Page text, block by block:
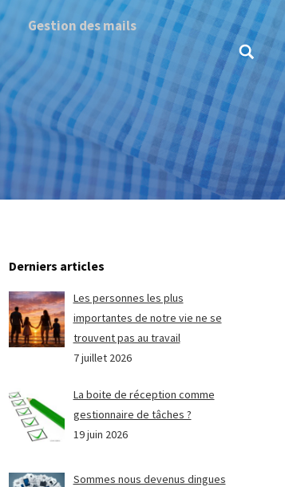
Gestion des mails
Search:
Derniers articles
Les personnes les plus
importantes de notre vie ne se
trouvent pas au travail
7 juillet 2026
La boite de réception comme
gestionnaire de tâches ?
19 juin 2026
Sommes nous devenus dingues